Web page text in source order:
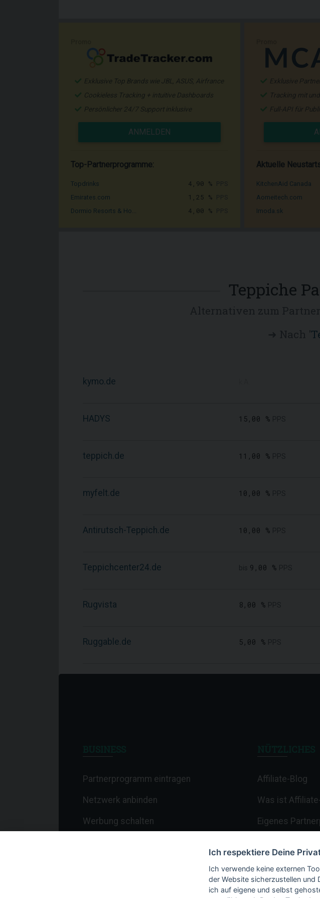
Exklusive Top Brands wie JBL, ASUS, Airfrance
Cookieless Tracking + intuitive Dashboards
Persönlicher 24/7 Support inklusive
ANMELDEN
Top-Partnerprogramme:
Topdrinks 4,90 %
Emirates.com 1,25 %
Dormio Resorts & Ho... 4,00 %
Exklusive
Tracking mit
Full-API für
Aktuelle
KitchenAid Canada
Aomeitech.com
Imoda.sk
Teppiche
kymo.de
HADYS 15,00 %
teppich.de 11,00 %
myfelt.de 10,00 %
Antirutsch-Teppich.de 10,00 %
Teppichcenter24.de 9,00 %
Rugvista 8,00 %
Ruggable.de 5,00 %
Partnerprogramm eintragen
Netzwerk anbinden
Werbung schalten
Affiliate-Blog
Was ist
Eigenes
Termine &
Webhosting-
Ich respektiere Deine
Ich verwende keine externen
der Website sicherzustellen und
ich auf eigene und selbst